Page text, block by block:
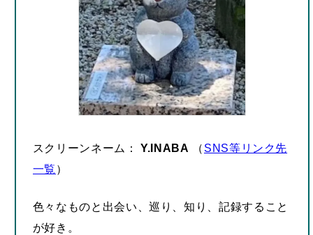
スクリーンネーム：Y.INABA （ SNS等リンク先
一覧 ）
色々なものと出会い、巡り、知り、記録すること
が好き。